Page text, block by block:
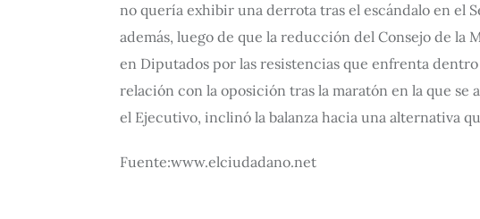
no quería exhibir una derrota tras el escándalo en el
además, luego de que la reducción del Consejo de la
en Diputados por las resistencias que enfrenta
relación con la oposición tras la maratón en la que
el Ejecutivo, inclinó la balanza hacia una alternativa
Fuente:www.elciudadano.net